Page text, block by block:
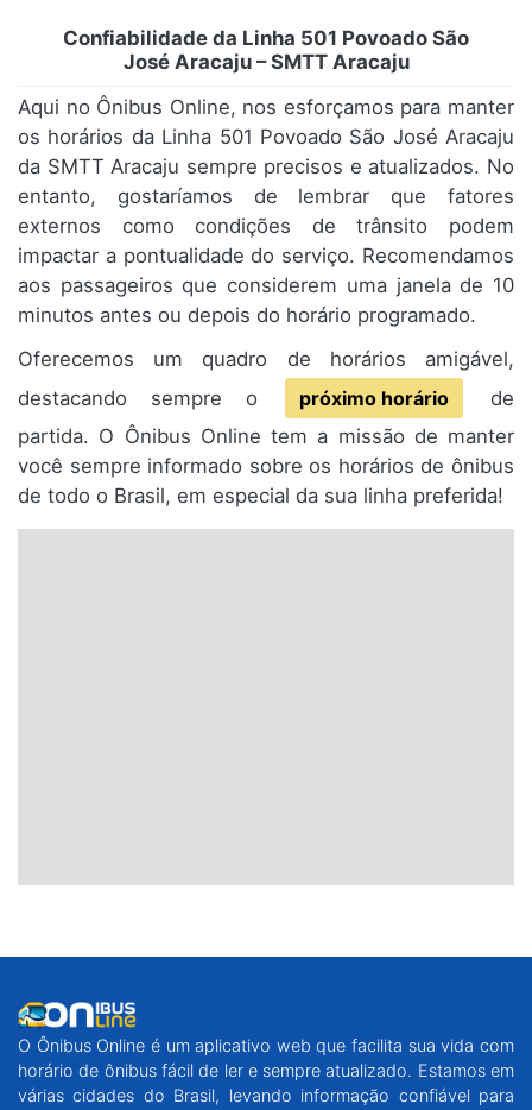
Confiabilidade da Linha 501 Povoado São
José Aracaju – SMTT Aracaju
Aqui no Ônibus Online, nos esforçamos para manter
os horários da Linha 501 Povoado São José Aracaju
da SMTT Aracaju sempre precisos e atualizados. No
entanto, gostaríamos de lembrar que fatores
externos como condições de trânsito podem
impactar a pontualidade do serviço. Recomendamos
aos passageiros que considerem uma janela de 10
minutos antes ou depois do horário programado.
Oferecemos um quadro de horários amigável,
destacando sempre o
próximo horário
de
partida. O Ônibus Online tem a missão de manter
você sempre informado sobre os horários de ônibus
de todo o Brasil, em especial da sua linha preferida!
O Ônibus Online é um aplicativo web que facilita sua vida com
horário de ônibus fácil de ler e sempre atualizado. Estamos em
várias cidades do Brasil, levando informação confiável para